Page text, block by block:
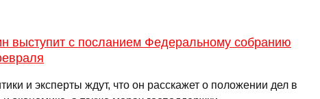
выступит с посланием Федеральному собранию
и эксперты ждут, что он расскажет о положении дел в